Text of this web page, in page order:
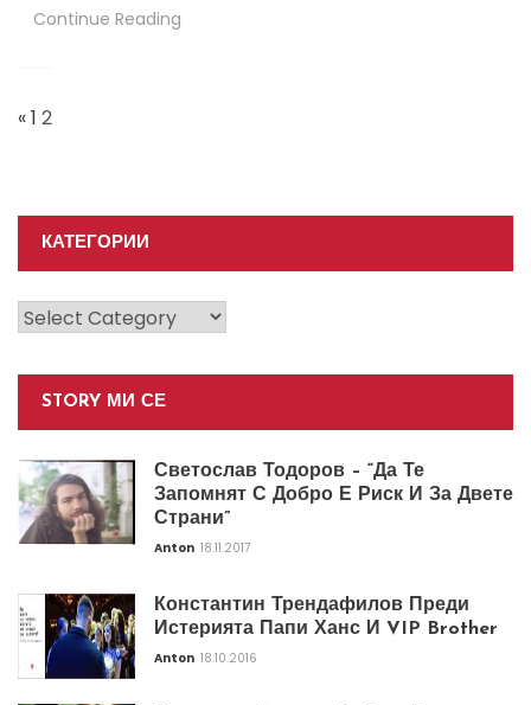
Continue Reading
Navigation
«1 2
КАТЕГОРИИ
Категории
STORY МИ СЕ
Светослав Тодоров – “Да Те
Запомнят С Добро Е Риск И За Двете
Страни”
Anton 18.11.2017
Константин Трендафилов Преди
Истерията Папи Ханс И VIP Brother
Anton 18.10.2016